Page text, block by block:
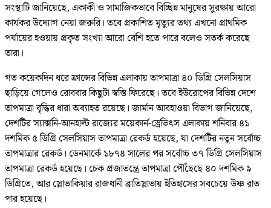
সংস্থাটি জানিয়েছে, একাকী ও সামাজিকভাবে বিচ্ছিন্ন মানুষের সুরক্ষায় আরো
কার্যকর উদ্যোগ নেয়া জরুরি। তবে প্রকাশিত মৃত্যুর তথ্য এখনো প্রাথমিক
পর্যায়ের হওয়ায় প্রকৃত সংখ্যা আরো বেশি হতে পারে বলেও সতর্ক করেছে
তারা।
গত কয়েকদিন ধরে ফ্রান্সের বিভিন্ন এলাকায় তাপমাত্রা ৪০ ডিগ্রি সেলসিয়াস
ছাড়িয়ে গেলেও রোববার কিছুটা স্বস্তি ফিরেছে। তবে ইউরোপের বিভিন্ন দেশে
তাপমাত্রা বৃদ্ধির ধারা অব্যাহত রয়েছে। জার্মান আবহাওয়া বিভাগ জানিয়েছে,
দেশটির স্যাক্সনি-আনহাল্ট রাজ্যের ময়েকার্ন-ড্রেভিৎস এলাকায় শনিবার ৪১
দশমিক ৫ ডিগ্রি সেলসিয়াস তাপমাত্রা রেকর্ড হয়েছে, যা দেশটির নতুন সর্বোচ্চ
তাপমাত্রার রেকর্ড। ডেনমার্কে ১৮৭৪ সালের পর সর্বোচ্চ ৩৭ ডিগ্রি সেলসিয়াস
তাপমাত্রা রেকর্ড হয়েছে। চেক প্রজাতন্ত্রে তাপমাত্রা পৌঁছেছে ৪০ দশমিক ৯
ডিগ্রিতে, আর স্লোভাকিয়ার রাজধানী ব্রাতিস্লাভায় ইতিহাসের সবচেয়ে উষ্ণ রাত
পার হয়েছে।